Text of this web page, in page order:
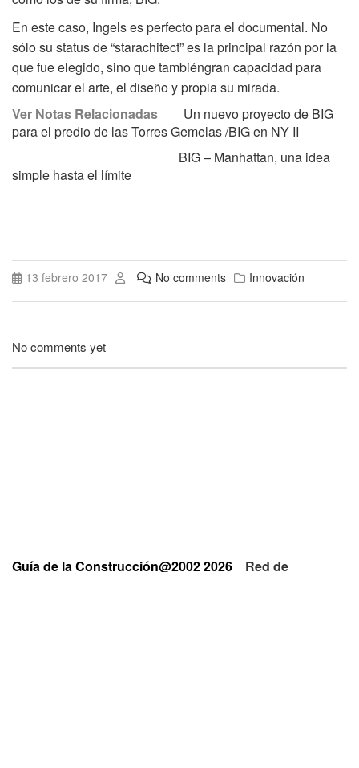
En este caso, Ingels es perfecto para el documental. No
sólo su status de “starachitect” es la principal razón por la
que fue elegido, sino que tambiéngran capacidad para
comunicar el arte, el diseño y propia su mirada.
Ver Notas Relacionadas
Un nuevo proyecto de BIG
para el predio de las Torres Gemelas /BIG en NY II
BIG – Manhattan, una idea
simple hasta el límite
13 febrero 2017 No comments Innovación
No comments yet
Guía de la Construcción@2002 2026 Red de